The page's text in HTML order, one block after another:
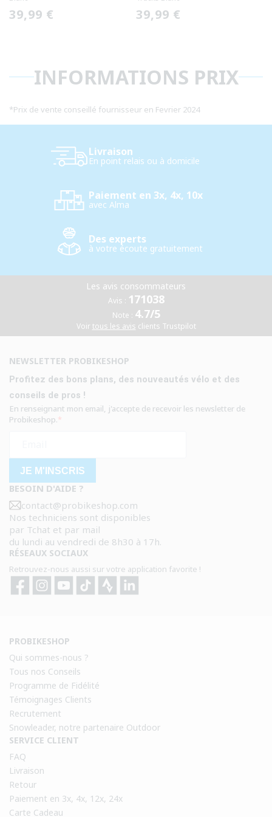
Prix
39,99 €
Prix
39,99 €
INFORMATIONS PRIX
*Prix de vente conseillé fournisseur en Fevrier 2024
Livraison
En point relais ou à domicile
Paiement en 3x, 4x, 10x
avec Alma
Des experts
à votre écoute gratuitement
Les avis consommateurs
Avis : 171038
Note : 4.7/5
Voir tous les avis clients Trustpilot
NEWSLETTER PROBIKESHOP
Profitez des bons plans, des nouveautés vélo et des
conseils de pros !
En renseignant mon email, j'accepte de recevoir les newsletter de
Probikeshop.
JE M'INSCRIS
BESOIN D'AIDE ?
contact@probikeshop.com
Nos techniciens sont disponibles
par Tchat et par mail
du lundi au vendredi de 8h30 à 17h.
RÉSEAUX SOCIAUX
Retrouvez-nous aussi sur votre application favorite !
FacebookInstagramYouTubeTikTok Strava Strava
PROBIKESHOP
Qui sommes-nous ?
Tous nos Conseils
Programme de Fidélité
Témoignages Clients
Recrutement
Snowleader, notre partenaire Outdoor
SERVICE CLIENT
FAQ
Livraison
Retour
Paiement en 3x, 4x, 12x, 24x
Carte Cadeau